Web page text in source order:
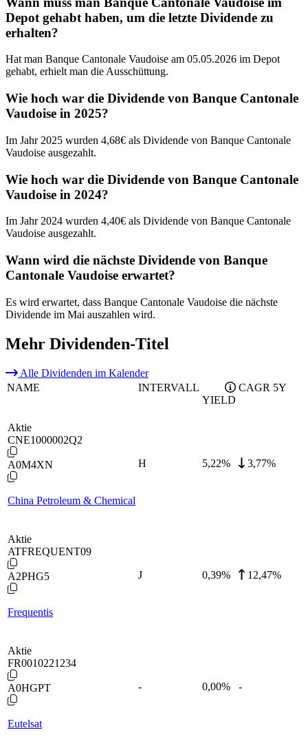
Depot gehabt haben, um die letzte Dividende zu
erhalten?
Hat man Banque Cantonale Vaudoise am 05.05.2026 im Depot
gehabt, erhielt man die Ausschüttung.
Wie hoch war die Dividende von Banque Cantonale
Vaudoise in 2025?
Im Jahr 2025 wurden 4,68€ als Dividende von Banque Cantonale
Vaudoise ausgezahlt.
Wie hoch war die Dividende von Banque Cantonale
Vaudoise in 2024?
Im Jahr 2024 wurden 4,40€ als Dividende von Banque Cantonale
Vaudoise ausgezahlt.
Wann wird die nächste Dividende von Banque
Cantonale Vaudoise erwartet?
Es wird erwartet, dass Banque Cantonale Vaudoise die nächste
Dividende im Mai auszahlen wird.
Mehr Dividenden-Titel
Alle Dividenden im Kalender
NAME
INTERVALL
YIELD
CAGR 5Y
Aktie
CNE1000002Q2
A0M4XN
China Petroleum & Chemical
H 5,22% 3,77%
Aktie
ATFREQUENT09
A2PHG5
Frequentis
J 0,39% 12,47%
Aktie
FR0010221234
A0HGPT
Eutelsat
- 0,00% -